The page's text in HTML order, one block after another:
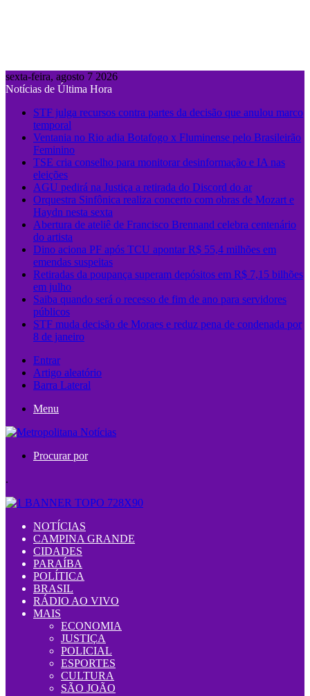
sexta-feira, agosto 7 2026
Notícias de Última Hora
STF julga recursos contra partes da decisão que anulou marco
temporal
Ventania no Rio adia Botafogo x Fluminense pelo Brasileirão
Feminino
TSE cria conselho para monitorar desinformação e IA nas
eleições
AGU pedirá na Justiça a retirada do Discord do ar
Orquestra Sinfônica realiza concerto com obras de Mozart e
Haydn nesta sexta
Abertura de ateliê de Francisco Brennand celebra centenário
do artista
Dino aciona PF após TCU apontar R$ 55,4 milhões em
emendas suspeitas
Retiradas da poupança superam depósitos em R$ 7,15 bilhões
em julho
Saiba quando será o recesso de fim de ano para servidores
públicos
STF muda decisão de Moraes e reduz pena de condenada por
8 de janeiro
Entrar
Artigo aleatório
Barra Lateral
Menu
Procurar por
.
NOTÍCIAS
CAMPINA GRANDE
CIDADES
PARAÍBA
POLÍTICA
BRASIL
RÁDIO AO VIVO
MAIS
ECONOMIA
JUSTIÇA
POLICIAL
ESPORTES
CULTURA
SÃO JOÃO